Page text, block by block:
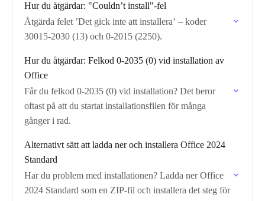
Hur du åtgärdar: "Couldn’t install"-fel
Åtgärda felet ’Det gick inte att installera’ – koder
30015-2030 (13) och 0-2015 (2250).
Hur du åtgärdar: Felkod 0-2035 (0) vid installation av
Office
Får du felkod 0-2035 (0) vid installation? Det beror
oftast på att du startat installationsfilen för många
gånger i rad.
Alternativt sätt att ladda ner och installera Office 2024
Standard
Har du problem med installationen? Ladda ner Office
2024 Standard som en ZIP-fil och installera det steg för